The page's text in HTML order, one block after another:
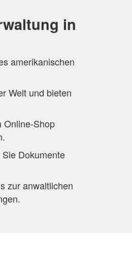
in
amerikanischen
Welt und bieten
Online-Shop
Dokumente
zur anwaltlichen